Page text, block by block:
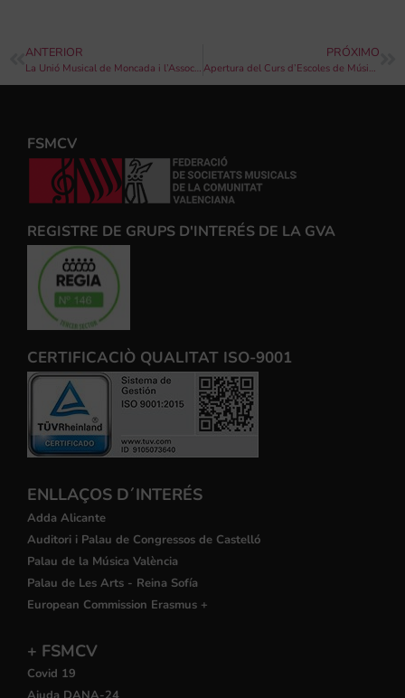
ANTERIOR
La Unió Musical de Moncada i l’Associació de Comerciants de Moncada organitzen el XII concert “Notes Solidàries”
PRÓXIMO
Apertura del Curs d’Escoles de Música 2017-2018
FSMCV
REGISTRE DE GRUPS D'INTERÉS DE LA GVA
CERTIFICACIÒ QUALITAT ISO-9001
ENLLAÇOS D´INTERÉS
Adda Alicante
Auditori i Palau de Congressos de Castelló
Palau de la Música València
Palau de Les Arts - Reina Sofía
European Commission Erasmus +
+ FSMCV
Covid 19